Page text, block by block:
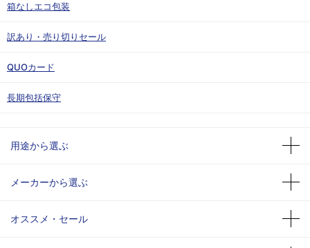
箱なしエコ包装
訳あり・売り切りセール
QUOカード
長期包括保守
用途から選ぶ
メーカーから選ぶ
オススメ・セール